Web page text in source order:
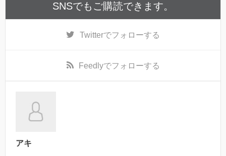
SNSでもご購読できます。
Twitterでフォローする
Feedlyでフォローする
アキ